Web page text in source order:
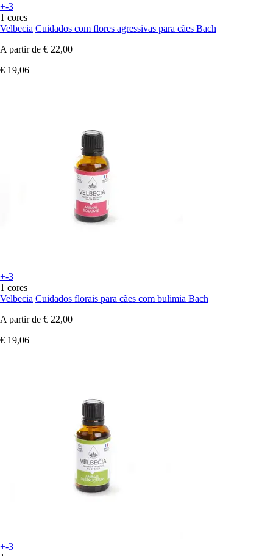
+-3
1 cores
Velbecia Cuidados com flores agressivas para cães Bach
A partir de € 22,00
€ 19,06
+-3
1 cores
Velbecia Cuidados florais para cães com bulimia Bach
A partir de € 22,00
€ 19,06
+-3